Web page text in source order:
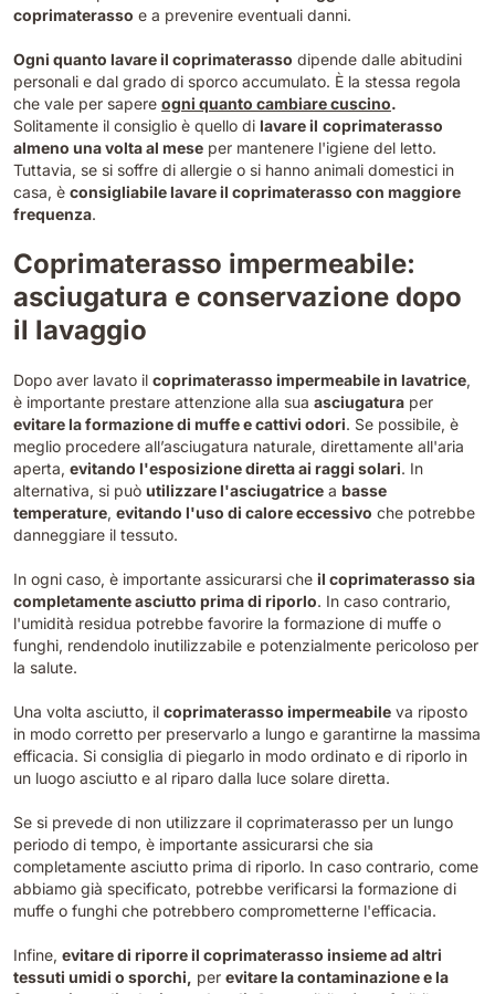
coprimaterasso e a prevenire eventuali danni.
Ogni quanto lavare il coprimaterasso dipende dalle abitudini
personali e dal grado di sporco accumulato. È la stessa regola
che vale per sapere ogni quanto cambiare cuscino.
Solitamente il consiglio è quello di lavare il coprimaterasso
almeno una volta al mese per mantenere l'igiene del letto.
Tuttavia, se si soffre di allergie o si hanno animali domestici in
casa, è consigliabile lavare il coprimaterasso con maggiore
frequenza.
Coprimaterasso impermeabile:
asciugatura e conservazione dopo
il lavaggio
Dopo aver lavato il coprimaterasso impermeabile in lavatrice,
è importante prestare attenzione alla sua asciugatura per
evitare la formazione di muffe e cattivi odori. Se possibile, è
meglio procedere all’asciugatura naturale, direttamente all'aria
aperta, evitando l'esposizione diretta ai raggi solari. In
alternativa, si può utilizzare l'asciugatrice a basse
temperature, evitando l'uso di calore eccessivo che potrebbe
danneggiare il tessuto.
In ogni caso, è importante assicurarsi che il coprimaterasso sia
completamente asciutto prima di riporlo. In caso contrario,
l'umidità residua potrebbe favorire la formazione di muffe o
funghi, rendendolo inutilizzabile e potenzialmente pericoloso per
la salute.
Una volta asciutto, il coprimaterasso impermeabile va riposto
in modo corretto per preservarlo a lungo e garantirne la massima
efficacia. Si consiglia di piegarlo in modo ordinato e di riporlo in
un luogo asciutto e al riparo dalla luce solare diretta.
Se si prevede di non utilizzare il coprimaterasso per un lungo
periodo di tempo, è importante assicurarsi che sia
completamente asciutto prima di riporlo. In caso contrario, come
abbiamo già specificato, potrebbe verificarsi la formazione di
muffe o funghi che potrebbero comprometterne l'efficacia.
Infine, evitare di riporre il coprimaterasso insieme ad altri
tessuti umidi o sporchi, per evitare la contaminazione e la